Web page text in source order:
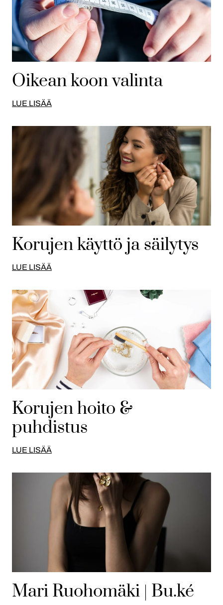
Oikean koon valinta
LUE LISÄÄ
Korujen käyttö ja säilytys
LUE LISÄÄ
Korujen hoito &
puhdistus
LUE LISÄÄ
Mari Ruohomäki | Bu.ké